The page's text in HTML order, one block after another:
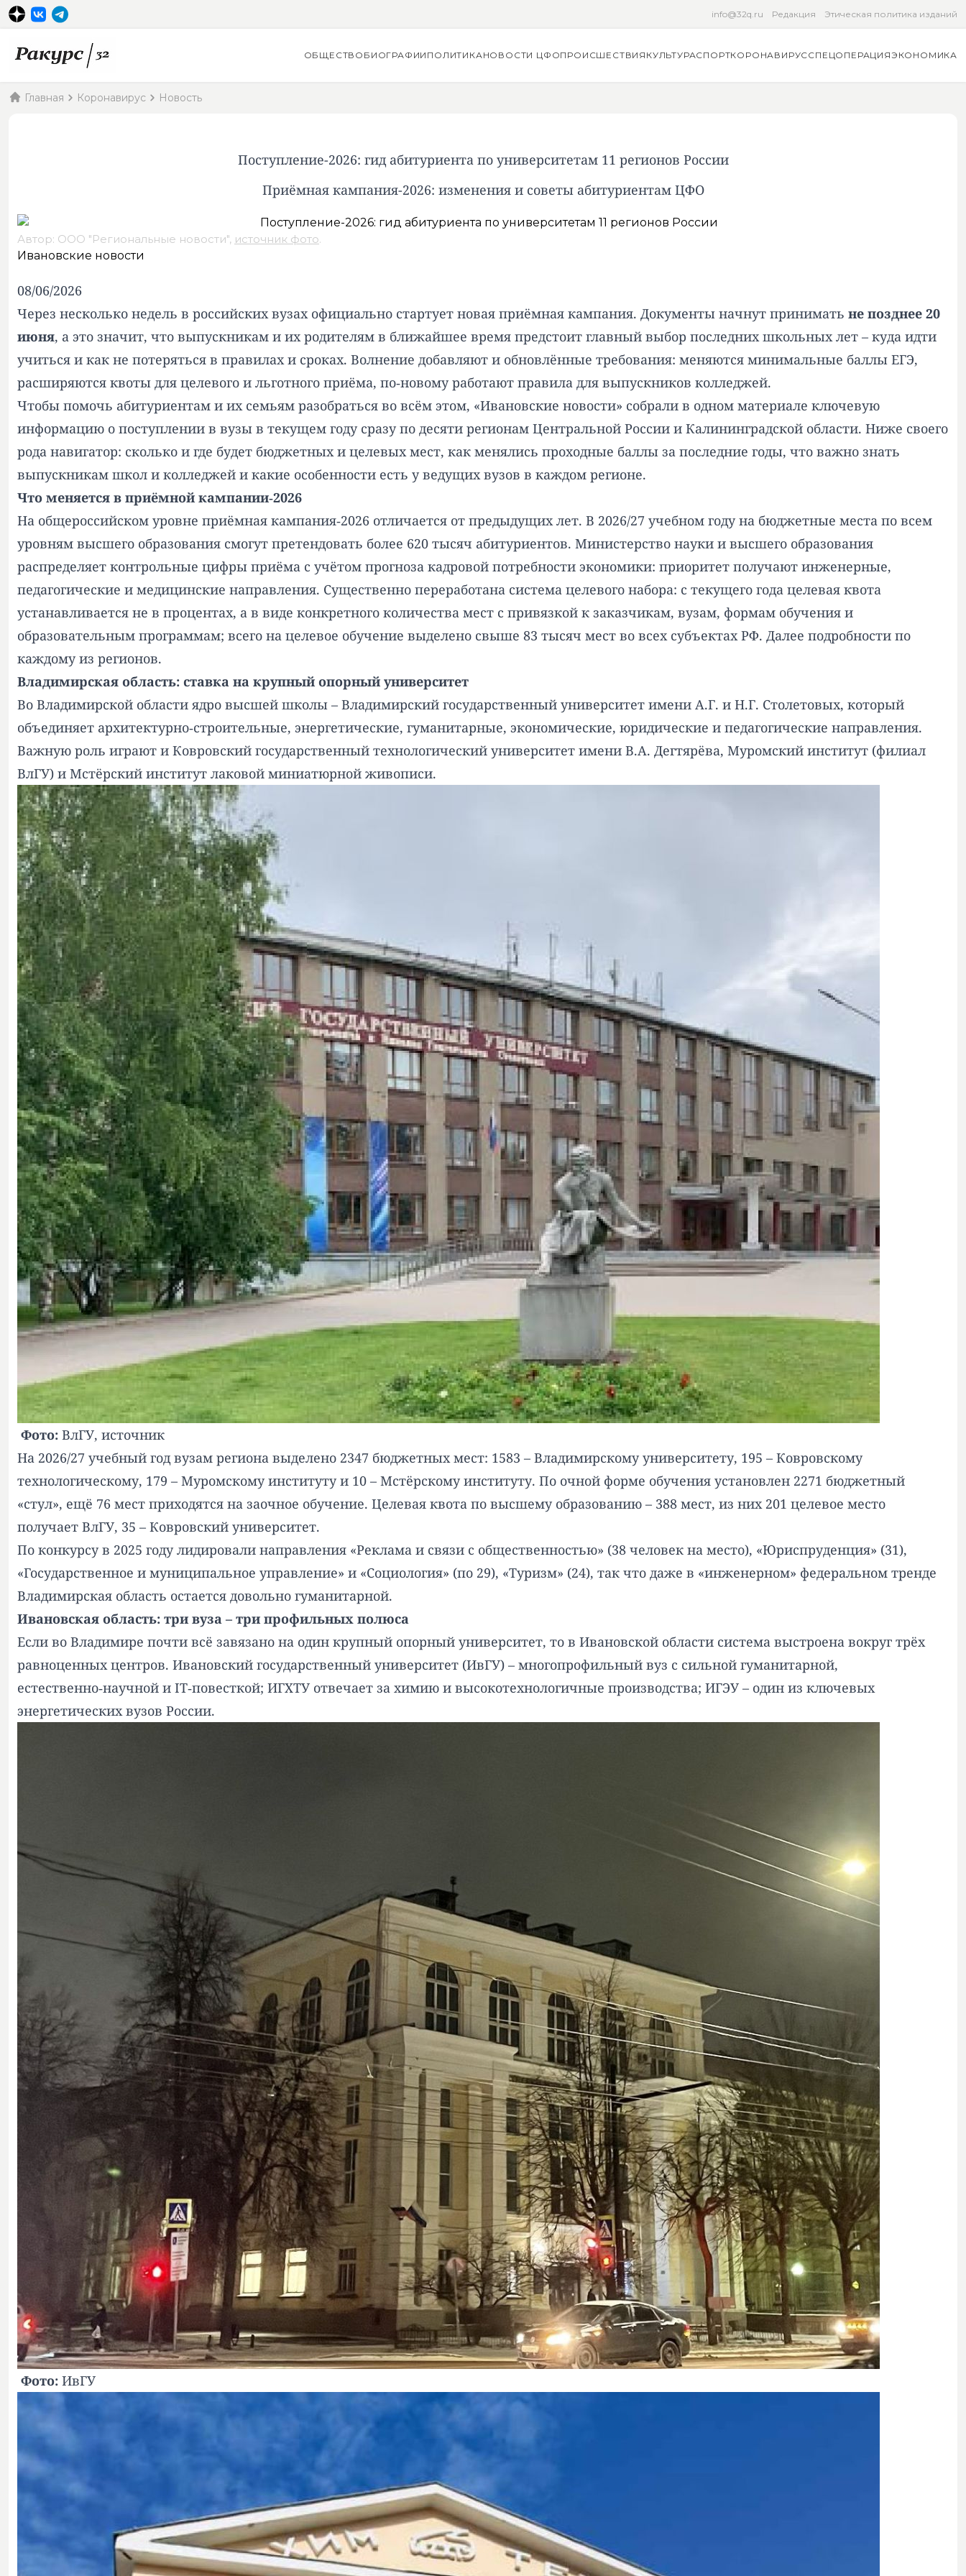
info@32q.ru Редакция Этическая политика изданий
ОБЩЕСТВО БИОГРАФИИ ПОЛИТИКАНОВОСТИ ЦФОПРОИСШЕСТВИЯ КУЛЬТУРАСПОРТКОРОНАВИРУССПЕЦОПЕРАЦИЯЭКОНОМИКА
Главная Коронавирус Новость
Поступление-2026: гид абитуриента по университетам 11 регионов России
Приёмная кампания-2026: изменения и советы абитуриентам ЦФО
Автор: ООО "Региональные новости", источник фото.
Ивановские новости
08/06/2026
Через несколько недель в российских вузах официально стартует новая приёмная кампания. Документы начнут принимать не позднее 20
июня, а это значит, что выпускникам и их родителям в ближайшее время предстоит главный выбор последних школьных лет – куда идти
учиться и как не потеряться в правилах и сроках. Волнение добавляют и обновлённые требования: меняются минимальные баллы ЕГЭ,
расширяются квоты для целевого и льготного приёма, по‑новому работают правила для выпускников колледжей.
Чтобы помочь абитуриентам и их семьям разобраться во всём этом, «Ивановские новости» собрали в одном материале ключевую
информацию о поступлении в вузы в текущем году сразу по десяти регионам Центральной России и Калининградской области. Ниже своего
рода навигатор: сколько и где будет бюджетных и целевых мест, как менялись проходные баллы за последние годы, что важно знать
выпускникам школ и колледжей и какие особенности есть у ведущих вузов в каждом регионе.
Что меняется в приёмной кампании‑2026
На общероссийском уровне приёмная кампания‑2026 отличается от предыдущих лет. В 2026/27 учебном году на бюджетные места по всем
уровням высшего образования смогут претендовать более 620 тысяч абитуриентов. Министерство науки и высшего образования
распределяет контрольные цифры приёма с учётом прогноза кадровой потребности экономики: приоритет получают инженерные,
педагогические и медицинские направления. Существенно переработана система целевого набора: с текущего года целевая квота
устанавливается не в процентах, а в виде конкретного количества мест с привязкой к заказчикам, вузам, формам обучения и
образовательным программам; всего на целевое обучение выделено свыше 83 тысяч мест во всех субъектах РФ. Далее подробности по
каждому из регионов.
Владимирская область: ставка на крупный опорный университет
Во Владимирской области ядро высшей школы – Владимирский государственный университет имени А.Г. и Н.Г. Столетовых, который
объединяет архитектурно‑строительные, энергетические, гуманитарные, экономические, юридические и педагогические направления.
Важную роль играют и Ковровский государственный технологический университет имени В.А. Дегтярёва, Муромский институт (филиал
ВлГУ) и Мстёрский институт лаковой миниатюрной живописи.
Фото: ВлГУ, источник
На 2026/27 учебный год вузам региона выделено 2347 бюджетных мест: 1583 – Владимирскому университету, 195 – Ковровскому
технологическому, 179 – Муромскому институту и 10 – Мстёрскому институту. По очной форме обучения установлен 2271 бюджетный
«стул», ещё 76 мест приходятся на заочное обучение. Целевая квота по высшему образованию – 388 мест, из них 201 целевое место
получает ВлГУ, 35 – Ковровский университет.
По конкурсу в 2025 году лидировали направления «Реклама и связи с общественностью» (38 человек на место), «Юриспруденция» (31),
«Государственное и муниципальное управление» и «Социология» (по 29), «Туризм» (24), так что даже в «инженерном» федеральном тренде
Владимирская область остается довольно гуманитарной.
Ивановская область: три вуза – три профильных полюса
Если во Владимире почти всё завязано на один крупный опорный университет, то в Ивановской области система выстроена вокруг трёх
равноценных центров. Ивановский государственный университет (ИвГУ) – многопрофильный вуз с сильной гуманитарной,
естественно‑научной и IT‑повесткой; ИГХТУ отвечает за химию и высокотехнологичные производства; ИГЭУ – один из ключевых
энергетических вузов России.
Фото: ИвГУ